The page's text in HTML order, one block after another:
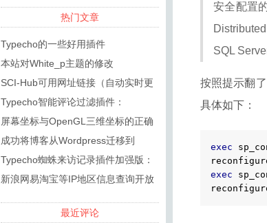
安全配置
SQL
按照提示翻
具体如下：
exec
exec
热门文章
Typecho的一些好用插件
本站对White_p主题的修改
SCI-Hub可用网址链接（自动实时更
新）
Typecho智能评论过滤插件：
SmartSpam
屏幕坐标与OpenGL三维坐标的正确
转换
成功将博客从Wordpress迁移到
Typecho
Typecho蜘蛛来访记录插件加强版：
RobotsPlus
新浪网易淘宝等IP地区信息查询开放
最近评论